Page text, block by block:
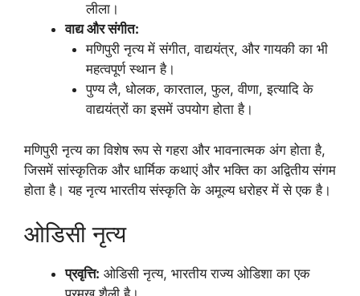
लीला।
वाद्य और संगीत:
मणिपुरी नृत्य में संगीत, वाद्ययंत्र, और गायकी का भी
महत्वपूर्ण स्थान है।
पुण्य लै, धोलक, कारताल, फुल, वीणा, इत्यादि के
वाद्ययंत्रों का इसमें उपयोग होता है।
मणिपुरी नृत्य का विशेष रूप से गहरा और भावनात्मक अंग होता है,
जिसमें सांस्कृतिक और धार्मिक कथाएं और भक्ति का अद्वितीय संगम
होता है। यह नृत्य भारतीय संस्कृति के अमूल्य धरोहर में से एक है।
ओडिसी नृत्य
प्रवृत्ति: ओडिसी नृत्य, भारतीय राज्य ओडिशा का एक